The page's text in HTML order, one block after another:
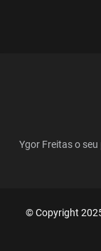
Ygor Freitas o
© Copyright